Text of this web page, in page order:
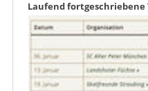
Laufend